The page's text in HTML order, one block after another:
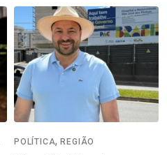
POLÍTICA,REGIÃO